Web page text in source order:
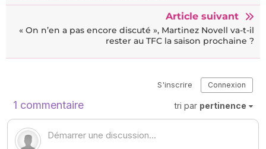
Article suivant
« On n’en a pas encore discuté », Martinez Novell va-t-il
rester au TFC la saison prochaine ?